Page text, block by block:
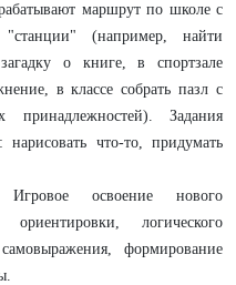
маршрут по школе с
(например, найти
о книге, в спортзале
в классе собрать пазл с
принадлежностей). Задания
что-то, придумать
освоение нового
ориентировки, логического
формирование